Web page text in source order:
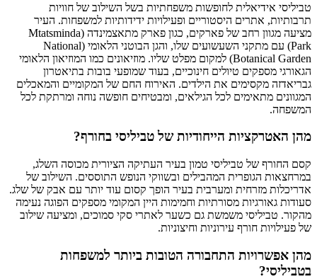
טביליסי אידיאלית לחופשות משפחתיות בשל השילוב של חוויות
תרבותיות, אתרים היסטוריים ופעילויות ידידותיות למשפחות. העיר
מציעה מגוון רחב של פארקים, כגון פארק מתאצמינדה (Mtatsminda
Park) עם מתקני השעשועים שלו, והגן הבוטני הלאומי (National
Botanical Garden) למקום מפלט שליו. מוזיאונים כמו המוזיאון הלאומי
הגאורגי מספקים טיולים חינוכיים, בעוד שמופעי בובות בתיאטרון
גבריאדזה מקסימים את הילדים. האירוח החם של המקומיים והמאכלים
המגוונים מתאימים לכל הגילאים, ומבטיחים חופשה נוחה ומרתקת לכל
המשפחה.
מהן האטרקציות הייחודיות של טביליסי בחורף?
קסם החורף של טביליסי טמון בעיר העתיקה הציורית מכוסה השלג,
במרחצאות הגופרית המהבילים ובשווקי הנופש התוססים. השילוב של
אדריכלות מזרחית ומערבית בעיר הופך קסום עוד יותר עם אבק של שלג.
סעודות גאורגיות מסורתיות וחמימות היין המקומי מספקים הפוגה נעימה
מהקור. טביליסי משמשת גם כשער לאתרי סקי סמוכים, ומציעה שילוב
של פעילויות חורף עירוניות וחיצוניות.
מהן אפשרויות התחבורה הטובות ביותר למשפחות
בטביליסי?